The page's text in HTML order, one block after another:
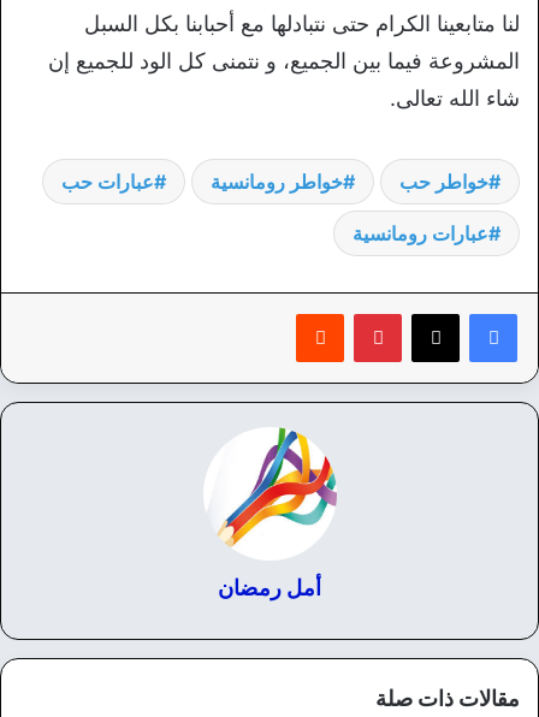
لنا متابعينا الكرام حتى نتبادلها مع أحبابنا بكل السبل
المشروعة فيما بين الجميع، و نتمنى كل الود للجميع إن
شاء الله تعالى.
خواطر حب خواطر رومانسية عبارات حب
عبارات رومانسية
بينتيريست
أمل رمضان
مقالات ذات صلة